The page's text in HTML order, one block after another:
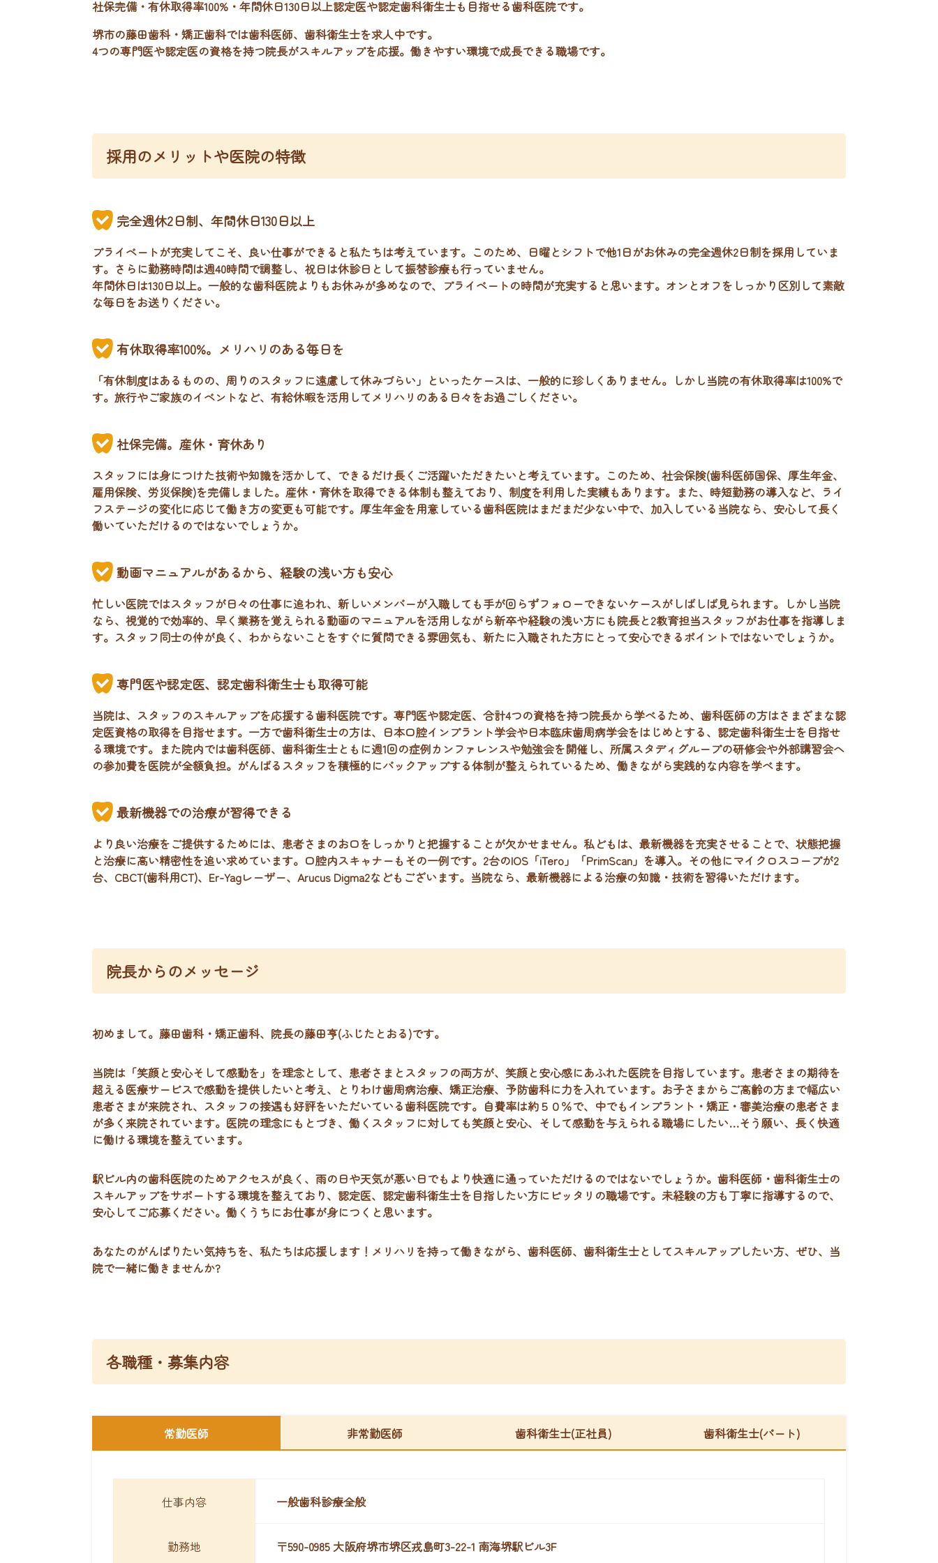
社保完備・有休取得率100%・年間休日130日以上認定医や認定歯科衛生士も目指せる歯科医院です。
堺市の藤田歯科・矯正歯科では歯科医師、歯科衛生士を求人中です。
4つの専門医や認定医の資格を持つ院長がスキルアップを応援。働きやすい環境で成長できる職場です。
採用のメリットや医院の特徴
完全週休2日制、年間休日130日以上
プライベートが充実してこそ、良い仕事ができると私たちは考えています。このため、日曜とシフトで他1日がお休みの完全週休2日制を採用していま
す。さらに勤務時間は週40時間で調整し、祝日は休診日として振替診療も行っていません。
年間休日は130日以上。一般的な歯科医院よりもお休みが多めなので、プライベートの時間が充実すると思います。オンとオフをしっかり区別して素敵
な毎日をお送りください。
有休取得率100%。メリハリのある毎日を
「有休制度はあるものの、周りのスタッフに遠慮して休みづらい」といったケースは、一般的に珍しくありません。 しかし当院の有休取得率は100%で
す。旅行やご家族のイベントなど、有給休暇を活用してメリハリのある日々をお過ごしください。
社保完備。産休・育休あり
スタッフには身につけた技術や知識を活かして、できるだけ長くご活躍いただきたいと考えています。このため、社会保険(歯科医師国保、厚生年金、
雇用保険、労災保険)を完備しました。産休・育休を取得できる体制も整えており、制度を利用した実績もあります。 また、時短勤務の導入など、ライ
フステージの変化に応じて働き方の変更も可能です。 厚生年金を用意している歯科医院はまだまだ少ない中で、加入している当院なら、安心して長く
働いていただけるのではないでしょうか。
動画マニュアルがあるから、経験の浅い方も安心
忙しい医院ではスタッフが日々の仕事に追われ、新しいメンバーが入職しても手が回らずフォローできないケースがしばしば見られます。しかし当院
なら、視覚的で効率的、早く業務を覚えられる動画のマニュアルを活用しながら新卒や経験の浅い方にも院長と2教育担当スタッフがお仕事を指導しま
す。 スタッフ同士の仲が良く、わからないことをすぐに質問できる雰囲気も、新たに入職された方にとって安心できるポイントではないでしょうか。
専門医や認定医、認定歯科衛生士も取得可能
当院は、スタッフのスキルアップを応援する歯科医院です。専門医や認定医、合計4つの資格を持つ院長から学べるため、歯科医師の方はさまざまな認
定医資格の取得を目指せます。一方で歯科衛生士の方は、日本口腔インプラント学会や日本臨床歯周病学会をはじめとする、認定歯科衛生士を目指せ
る環境です。また院内では歯科医師、歯科衛生士ともに週1回の症例カンファレンスや勉強会を開催し、所属スタディグループの研修会や外部講習会へ
の参加費を医院が全額負担。 がんばるスタッフを積極的にバックアップする体制が整えられているため、働きながら実践的な内容を学べます。
最新機器での治療が習得できる
より良い治療をご提供するためには、患者さまのお口をしっかりと把握することが欠かせません。私どもは、最新機器を充実させることで、状態把握
と治療に高い精密性を追い求めています。 口腔内スキャナーもその一例です。2台のIOS「iTero」「PrimScan」を導入。その他にマイクロスコープが2
台、CBCT(歯科用CT)、Er-Yagレーザー、Arucus Digma2などもございます。当院なら、最新機器による治療の知識・技術を習得いただけます。
院長からのメッセージ
初めまして。藤田歯科・矯正歯科、院長の藤田亨(ふじたとおる)です。
当院は「笑顔と安心そして感動を」を理念として、患者さまとスタッフの両方が、笑顔と安心感にあふれた医院を目指しています。患者さまの期待を
超える医療サービスで感動を提供したいと考え、とりわけ歯周病治療、矯正治療、予防歯科に力を入れています。お子さまからご高齢の方まで幅広い
患者さまが来院され、スタッフの接遇も好評をいただいている歯科医院です。自費率は約５０％で、中でもインプラント・矯正・審美治療の患者さま
が多く来院されています。医院の理念にもとづき、働くスタッフに対しても笑顔と安心、そして感動を与えられる職場にしたい…そう願い、長く快適
に働ける環境を整えています。
駅ビル内の歯科医院のためアクセスが良く、雨の日や天気が悪い日でもより快適に通っていただけるのではないでしょうか。歯科医師・歯科衛生士の
スキルアップをサポートする環境を整えており、認定医、認定歯科衛生士を目指したい方にピッタリの職場です。未経験の方も丁寧に指導するので、
安心してご応募ください。働くうちにお仕事が身につくと思います。
あなたのがんぱりたい気持ちを、私たちは応援します！メリハリを持って働きながら、歯科医師、歯科衛生士としてスキルアップしたい方、ぜひ、当
院で一緒に働きませんか?
各職種・募集内容
常勤医師 非常勤医師 歯科衛生士(正社員) 歯科衛生士(パート)
仕事内容 一般歯科診療全般
勤務地
〒590-0985 大阪府堺市堺区戎島町3-22-1 南海堺駅ビル3F